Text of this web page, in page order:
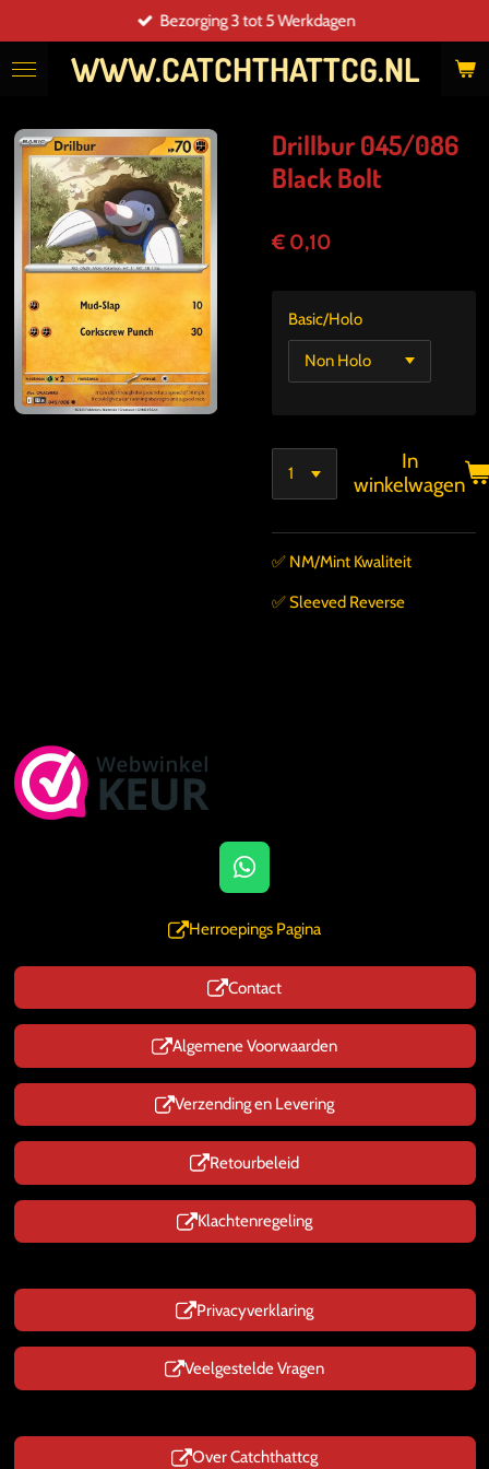
direct
naar
WWW.CATCHTHATTCG.NL
Bezorging 3 tot 5 Werkdagen
Drillbur 045/086
Black Bolt
€ 0,10
Basic/Holo
In
winkelwagen
✅️ NM/Mint Kwaliteit
✅️ Sleeved Reverse
W
h
a
s
A
p
p
Herroepings Pagina
Contact
Algemene Voorwaarden
Verzending en Levering
Retourbeleid
Klachtenregeling
Privacyverklaring
Veelgestelde Vragen
Over Catchthattcg